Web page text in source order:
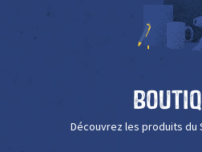
Découvrez les produits du